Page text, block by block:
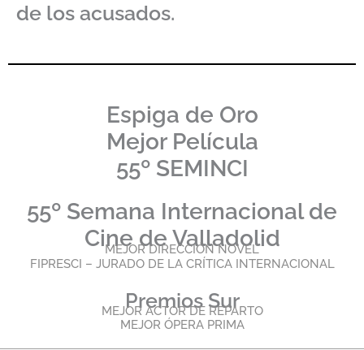
de los acusados.
Espiga de Oro
Mejor Película
55º SEMINCI
55º Semana Internacional de
Cine de Valladolid
MEJOR DIRECCIÓN NOVEL
FIPRESCI – JURADO DE LA CRÍTICA INTERNACIONAL
Premios Sur
MEJOR ACTOR DE REPARTO
MEJOR ÓPERA PRIMA